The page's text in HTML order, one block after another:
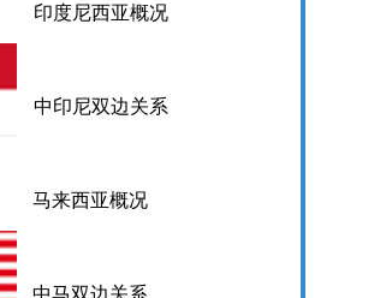
印度尼西亚概况
中印尼双边关系
马来西亚概况
中马双边关系